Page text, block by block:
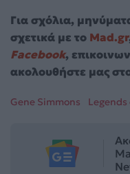
Για σχόλια,
σχετικά με το Mad.gr
Facebook,
ακολουθήστε μας
Gene Simmons Legends